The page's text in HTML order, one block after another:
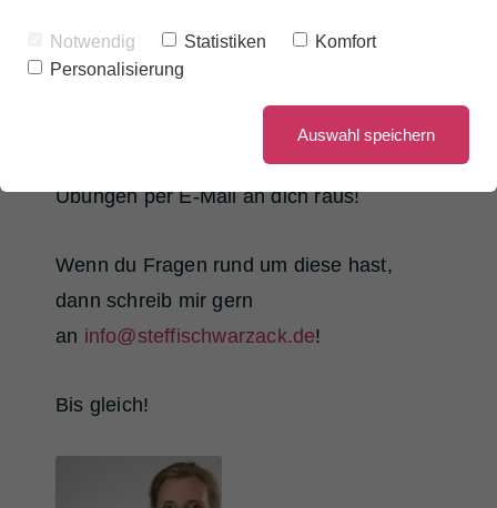
Wunderbar! Die Zeit fitter Stimmen kann
Gerade gehen schon die ersten 2 von 6
Übungen per E-Mail an dich raus!
Wenn du Fragen rund um diese hast,
dann schreib mir gern
an info@steffischwarzack.de!
Bis gleich!
Notwendig Statistiken
Komfort
Personalisierung
Auswahl speichern